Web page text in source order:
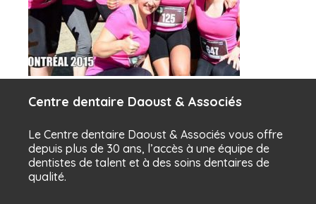
Centre dentaire Daoust & Associés
Le Centre dentaire Daoust & Associés vous offre
depuis plus de 30 ans, l’accès à une équipe de
dentistes de talent et à des soins dentaires de
qualité.